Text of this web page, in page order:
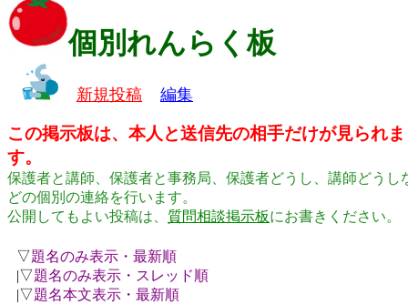
個別れんらく板
新規投稿 編集
この掲示板は、本人と送信先の相手だけが見られま
す。
保護者と講師、保護者と事務局、保護者どうし、講師どうし
どの個別の連絡を行います。
公開してもよい投稿は、 質問相談掲示板にお書きください。
▽題名のみ表示・最新順
|▽題名のみ表示・スレッド順
|▽題名本文表示・最新順